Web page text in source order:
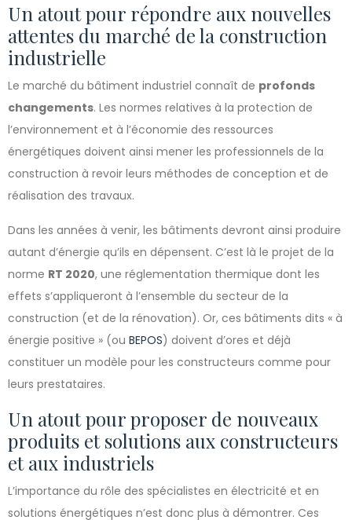
Un atout pour répondre aux nouvelles
attentes du marché de la construction
industrielle
Le marché du bâtiment industriel connaît de profonds
changements. Les normes relatives à la protection de
l’environnement et à l’économie des ressources
énergétiques doivent ainsi mener les professionnels de la
construction à revoir leurs méthodes de conception et de
réalisation des travaux.
Dans les années à venir, les bâtiments devront ainsi produire
autant d’énergie qu’ils en dépensent. C’est là le projet de la
norme RT 2020, une réglementation thermique dont les
effets s’appliqueront à l’ensemble du secteur de la
construction (et de la rénovation). Or, ces bâtiments dits « à
énergie positive » (ou BEPOS) doivent d’ores et déjà
constituer un modèle pour les constructeurs comme pour
leurs prestataires.
Un atout pour proposer de nouveaux
produits et solutions aux constructeurs
et aux industriels
L’importance du rôle des spécialistes en électricité et en
solutions énergétiques n’est donc plus à démontrer. Ces